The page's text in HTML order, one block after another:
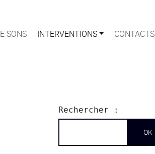
SONS INTERVENTIONS CONTACTS
Rechercher :